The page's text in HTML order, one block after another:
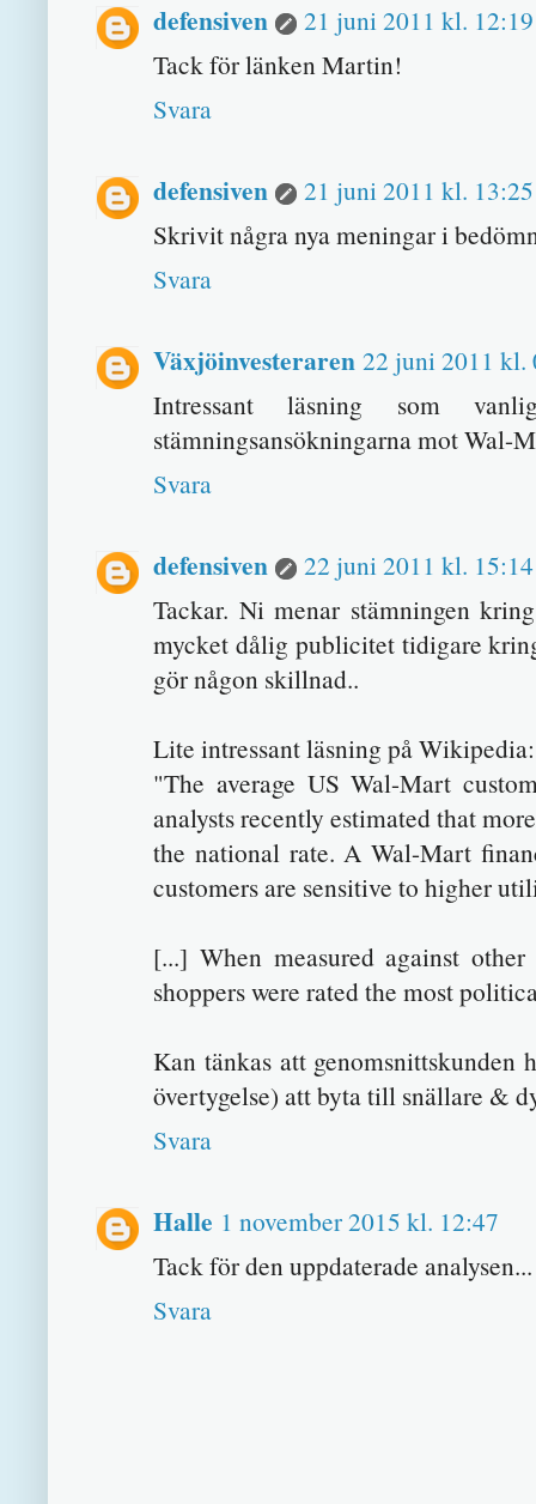
defensiven
21 juni 2011 kl. 12:19
Tack för länken Martin!
Svara
defensiven
21 juni 2011 kl. 13:25
Skrivit några nya meningar i
Svara
Växjöinvesteraren 22 juni 2011 kl.
Intressant läsning som
stämningsansökningarna mot Wal-
Svara
defensiven
22 juni 2011 kl. 15:14
Tackar. Ni menar stämningen
mycket dålig publicitet tidigare
gör någon skillnad..
Lite intressant läsning på Wikipedia:
"The average US Wal-Mart
analysts recently estimated that
the national rate. A Wal-Mart
customers are sensitive to higher
[...] When measured against
shoppers were rated the most
Kan tänkas att
övertygelse) att byta till snällare &
Svara
Halle 1 november 2015 kl. 12:47
Tack för den uppdaterade analysen...
Svara